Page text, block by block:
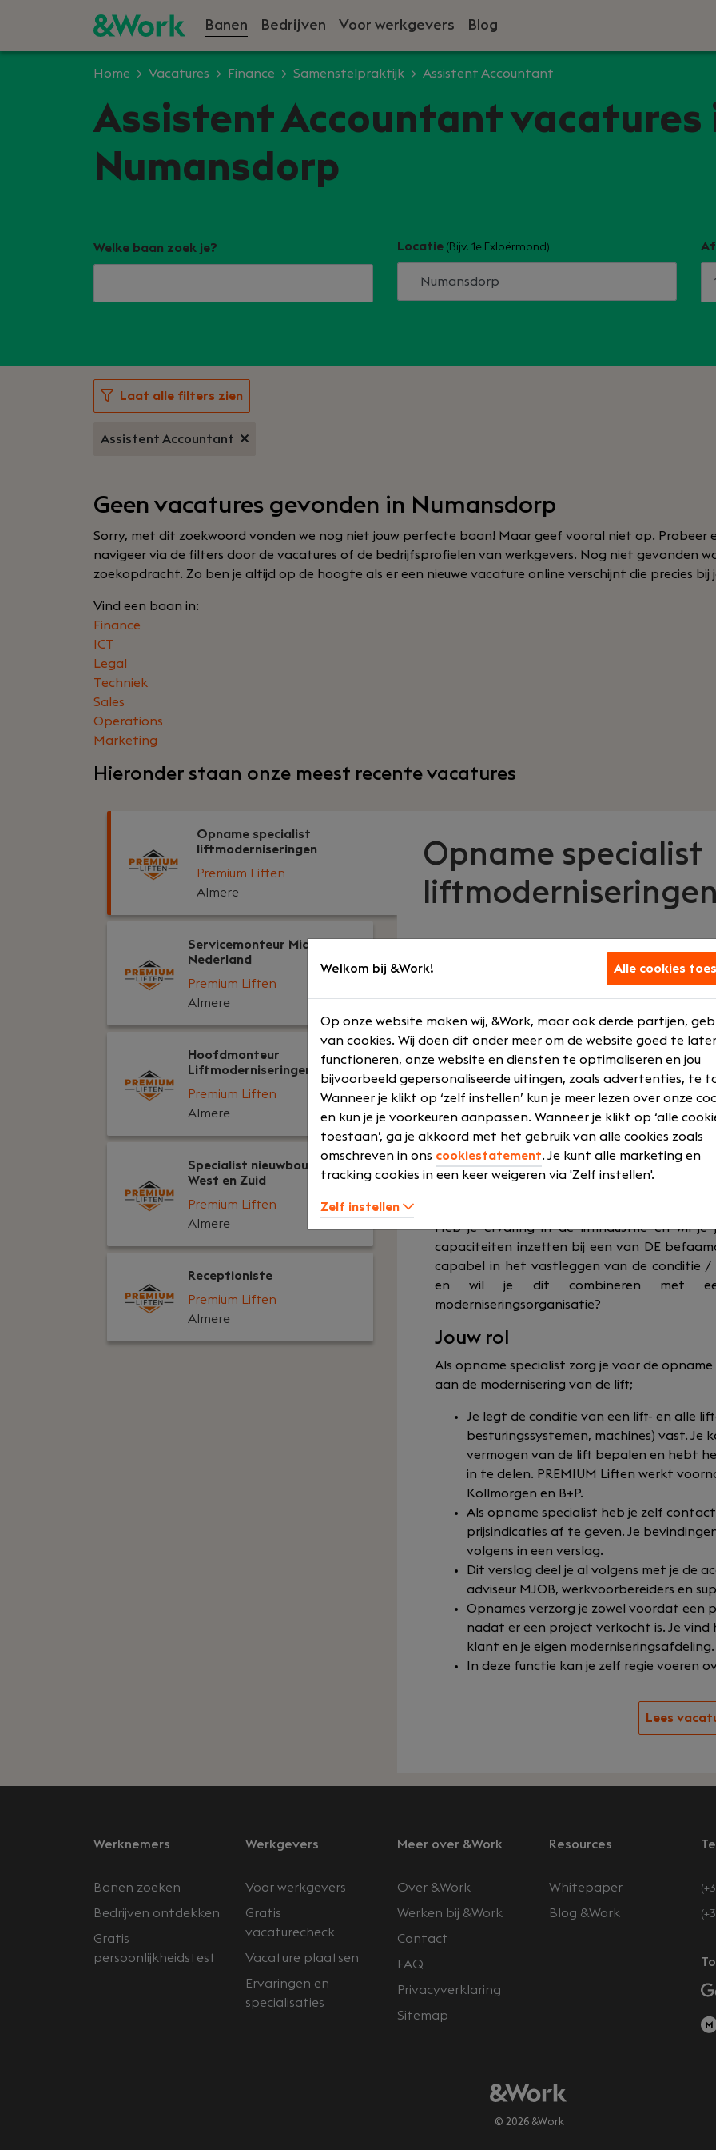
Banen Bedrijven Voor werkgevers Blog
Home Vacatures Finance Samenstelpraktijk Assistent Accountant
Assistent Accountant vacatures
Numansdorp
Welke baan zoek je? Locatie (Bijv. 1e Exloërmond)
Laat alle filters zien
Assistent Accountant
Geen vacatures gevonden in Numansdorp
Sorry, met dit zoekwoord vonden we nog niet jouw perfecte baan! Maar geef vooral niet op. Probeer
navigeer via de filters door de vacatures of de bedrijfsprofielen van werkgevers. Nog niet gevonden
zoekopdracht. Zo ben je altijd op de hoogte als er een nieuwe vacature online verschijnt die precies bij
Vind een baan in:
Finance
ICT
Legal
Techniek
Sales
Operations
Marketing
Hieronder staan onze meest recente vacatures
Opname specialist
liftmoderniseringen
Premium Liften
Almere
Servicemonteur Midden-
Nederland
Premium Liften
Almere
Hoofdmonteur
Liftmoderniseringen
Premium Liften
Almere
Specialist nieuwbouw regio
West en Zuid
Premium Liften
Almere
Receptioniste
Premium Liften
Almere
Opname specialist
liftmoderniseringen
Jouw rol
Overig
MBO
Medior
Voltijd
Wat we
Bedrijfsauto
Opleidingen
training
Pensioen
Heb je ervaring in de liftindustrie en wil je
capaciteiten inzetten bij een van DE
capabel in het vastleggen van de conditie
en wil je dit combineren met
moderniseringsorganisatie?
Jouw rol
Als opname specialist zorg je voor de
aan de modernisering van de lift;
Je legt de conditie van een lift- en alle
besturingssystemen, machines) vast. Je
vermogen van de lift bepalen en hebt
in te delen. PREMIUM Liften werkt
Kollmorgen en B+P.
Als opname specialist heb je zelf
prijsindicaties af te geven. Je
volgens in een verslag.
Dit verslag deel je al volgens met je de
adviseur MJOB, werkvoorbereiders en
Opnames verzorg je zowel voordat een
nadat er een project verkocht is. Je
klant en je eigen moderniseringsafdeling.
In deze functie kan je zelf regie voeren
Lees
Werknemers
Banen zoeken
Bedrijven ontdekken
Gratis
persoonlijkheidstest
Werkgevers
Voor werkgevers
Gratis
vacaturecheck
Vacature plaatsen
Ervaringen en
specialisaties
Meer over &Work
Over &Work
Werken bij &Work
Contact
FAQ
Privacyverklaring
Sitemap
Resources
Whitepaper
Blog &Work
© 2026 &Work
Welkom bij &Work! Alle cookies
Op onze website maken wij, &Work, maar ook derde partijen,
van cookies. Wij doen dit onder meer om de website goed te
functioneren, onze website en diensten te optimaliseren en jou
bijvoorbeeld gepersonaliseerde uitingen, zoals advertenties, te
Wanneer je klikt op ‘zelf instellen’ kun je meer lezen over onze
en kun je je voorkeuren aanpassen. Wanneer je klikt op ‘alle
toestaan’, ga je akkoord met het gebruik van alle cookies zoals
omschreven in ons cookiestatement. Je kunt alle marketing en
tracking cookies in een keer weigeren via 'Zelf instellen'.
Zelf instellen